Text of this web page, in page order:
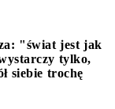
"świat jest jak
tylko,
siebie trochę